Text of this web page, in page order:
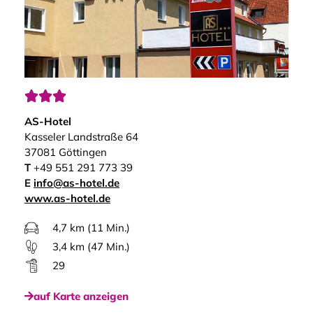

AS-Hotel
Kasseler Landstraße 64
37081 Göttingen
T+49 551 291 773 39
E info@as-hotel.de
www.as-hotel.de
4,7 km (11 Min.)
3,4 km (47 Min.)
29
auf Karte anzeigen